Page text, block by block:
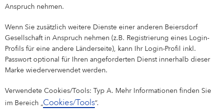
Anspruch nehmen.
Wenn Sie zusätzlich weitere Dienste einer anderen Beiersdorf
Gesellschaft in Anspruch nehmen (z.B. Registrierung eines Login-
Profils für eine andere Länderseite), kann Ihr Login-Profil inkl.
Passwort optional für Ihren angeforderten Dienst innerhalb dieser
Marke wiederverwendet werden.
Verwendete Cookies/Tools: Typ A. Mehr Informationen finden Sie
im Bereich „Cookies/Tools“.